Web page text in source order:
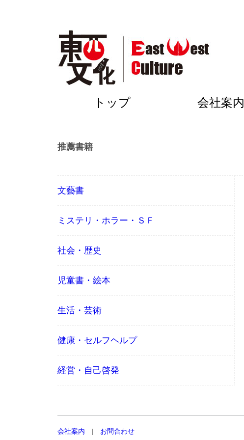
トップ 会社案内
推薦書籍
文藝書
ミステリ・ホラー・ＳＦ
社会・歴史
児童書・絵本
生活・芸術
健康・セルフヘルプ
経営・自己啓発
会社案内 お問合わせ